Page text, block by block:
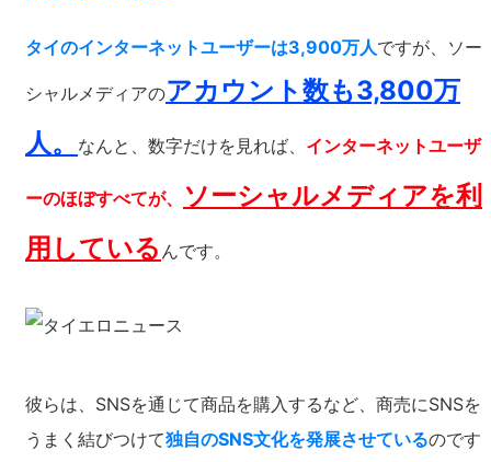
タイのインターネットユーザーは3,900万人ですが、ソー
シャルメディアのアカウント数も3,800万
人。
なんと、数字だけを見れば、 インターネットユーザ
ーのほぼすべてが、 ソーシャルメディアを利
用している んです。
彼らは、SNSを通じて商品を購入するなど、商売にSNSを
うまく結びつけて独自のSNS文化を発展させているのです